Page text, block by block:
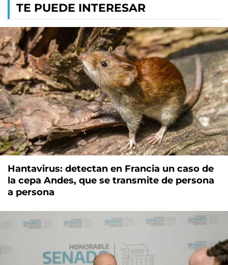
TE PUEDE INTERESAR
Hantavirus: detectan en Francia un caso de
la cepa Andes, que se transmite de persona
a persona